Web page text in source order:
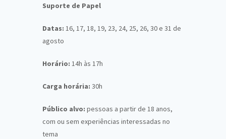
Suporte de Papel
Datas: 16, 17, 18, 19, 23, 24, 25, 26, 30 e 31 de
agosto
Horário: 14h às 17h
Carga horária: 30h
Público alvo: pessoas a partir de 18 anos,
com ou sem experiências interessadas no
tema